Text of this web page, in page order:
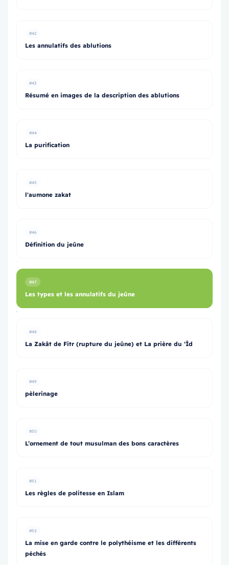
#42
Les annulatifs des ablutions
#43
Résumé en images de la description des ablutions
#44
La purification
#45
l'aumone zakat
#46
Définition du jeûne
#47
Les types et les annulatifs du jeûne
#48
La Zakât de Fitr (rupture du jeûne) et La prière du ‘Îd
#49
pèlerinage
#50
L’ornement de tout musulman des bons caractères
#51
Les règles de politesse en Islam
#52
La mise en garde contre le polythéisme et les différents
péchés